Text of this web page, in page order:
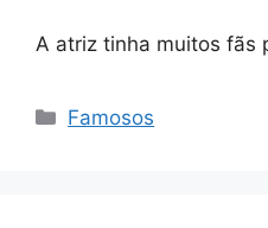
A atriz tinha muitos fãs
Categorias
Famosos